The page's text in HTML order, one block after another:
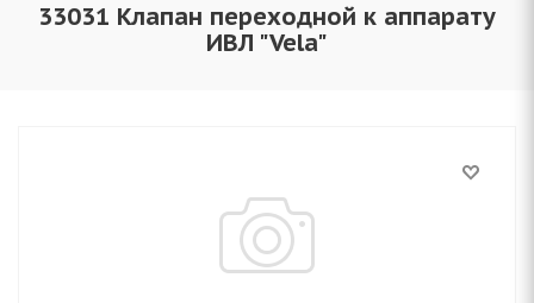
33031 Клапан переходной к аппарату
ИВЛ "Vela"